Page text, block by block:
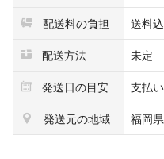
配送料の負担
送料込
配送方法
未定
発送日の目安
支払
発送元の地域
福岡県